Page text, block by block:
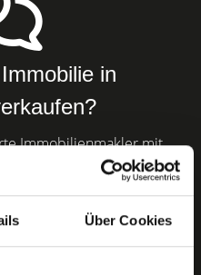
Über Cookies
in
Immobilienmakler mit
und helfen Ihnen, Ihre